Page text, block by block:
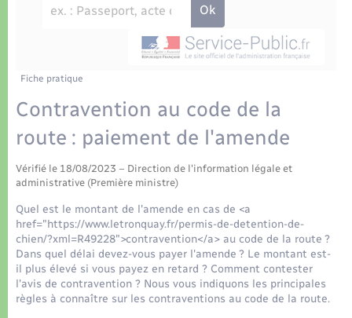
Eau - Assainissement
Transports
Transports scolaires
Logement - Urbanisme
Loisirs
Seniors
Nouvel habitant
Numérique
Travaux - Autorisation d’occupation de l’espace
Présentation de la commune
La Communauté de communes
Fiche pratique
Contravention au code de la
route : paiement de l'amende
Vérifié le 18/08/2023 – Direction de l'information légale et
administrative (Première ministre)
Quel est le montant de l'amende en cas de <a
href="https://www.letronquay.fr/permis-de-detention-de-
chien/?xml=R49228">contravention</a> au code de la route ?
Dans quel délai devez-vous payer l'amende ? Le montant est-
il plus élevé si vous payez en retard ? Comment contester
l'avis de contravention ? Nous vous indiquons les principales
règles à connaître sur les contraventions au code de la route.